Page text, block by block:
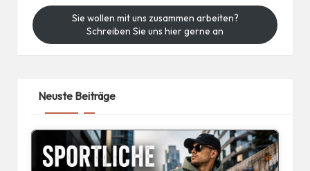
Sie wollen mit uns zusammen arbeiten?
Schreiben Sie uns hier gerne an
Neuste Beiträge